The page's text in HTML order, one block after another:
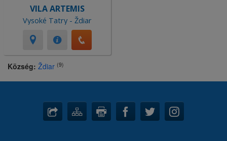
VILA ARTEMIS
Vysoké Tatry - Ždiar
Község: Ždiar (9)